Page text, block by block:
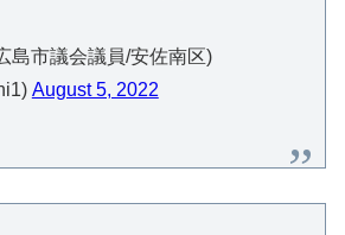
島市議会議員/安佐南区)
August 5, 2022